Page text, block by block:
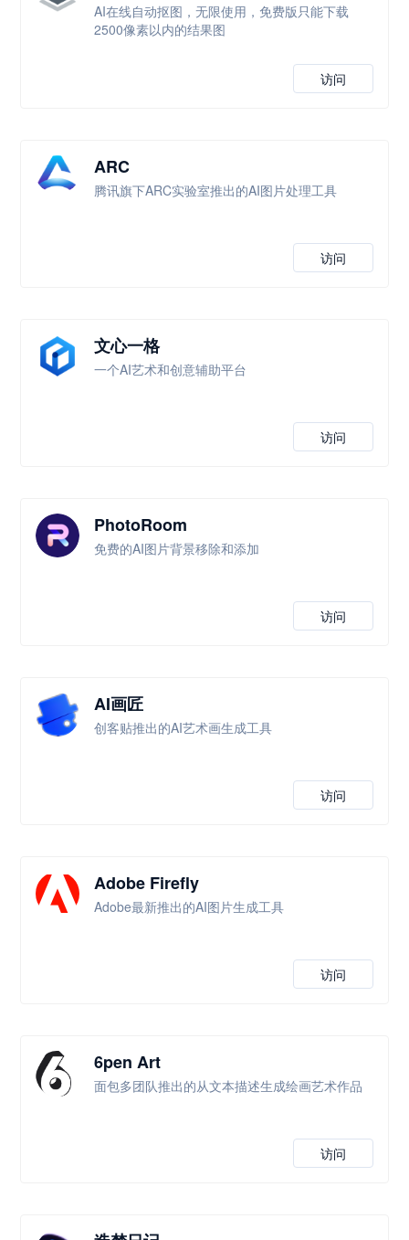
AI在线自动抠图，无限使用，免费版只能下载
2500像素以内的结果图
访问
ARC
腾讯旗下ARC实验室推出的AI图片处理工具
访问
文心一格
一个AI艺术和创意辅助平台
访问
PhotoRoom
免费的AI图片背景移除和添加
访问
AI画匠
创客贴推出的AI艺术画生成工具
访问
Adobe Firefly
Adobe最新推出的AI图片生成工具
访问
6pen Art
面包多团队推出的从文本描述生成绘画艺术作品
访问